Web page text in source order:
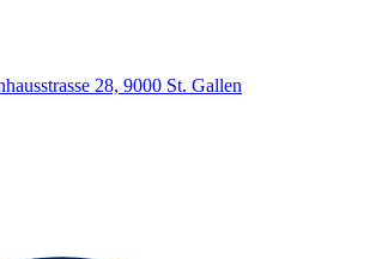
28, 9000 St. Gallen